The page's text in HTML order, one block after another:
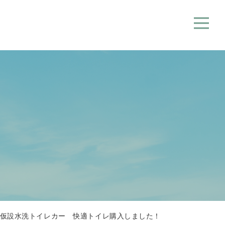
設水洗トイレカー 快適トイレ購入しました！